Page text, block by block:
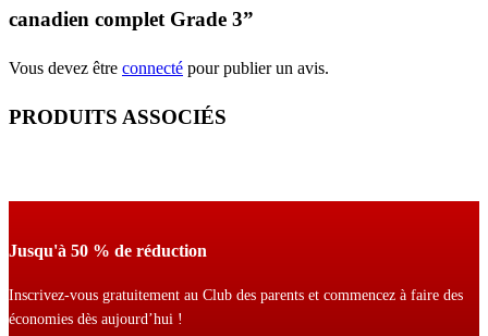
canadien complet Grade 3”
Vous devez être connecté pour publier un avis.
PRODUITS ASSOCIÉS
Jusqu'à 50 % de réduction
Inscrivez-vous gratuitement au Club des parents et commencez à faire des
économies dès aujourd’hui !